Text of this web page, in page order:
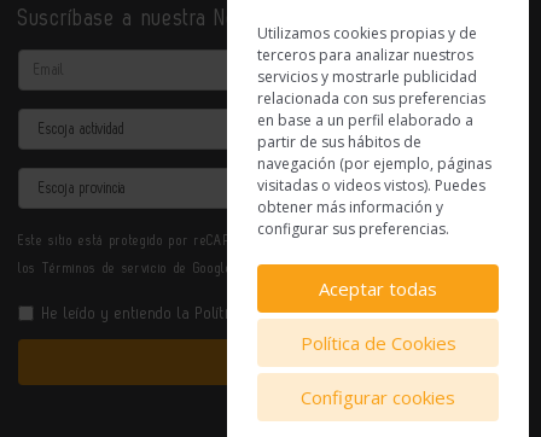
Suscríbase a nuestra Newsletter
Email
Actividad
Provincia
Este sitio está protegido por reCAPTCHA y se aplican la
los Términos de servicio de Google.
He leído y entiendo la Política de Privacidad
Enviar
Utilizamos cookies propias y de
terceros para analizar nuestros
servicios y mostrarle publicidad
relacionada con sus preferencias
en base a un perfil elaborado a
partir de sus hábitos de
navegación (por ejemplo, páginas
visitadas o videos vistos). Puedes
obtener más información y
configurar sus preferencias.
Aceptar todas
Política de Cookies
Configurar cookies